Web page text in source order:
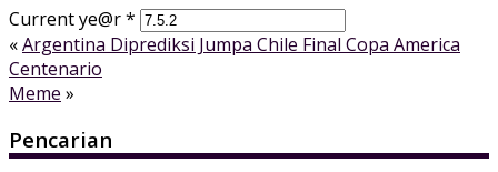
Current ye@r*
«Argentina Diprediksi Jumpa Chile Final Copa America
Centenario
Meme »
Pencarian